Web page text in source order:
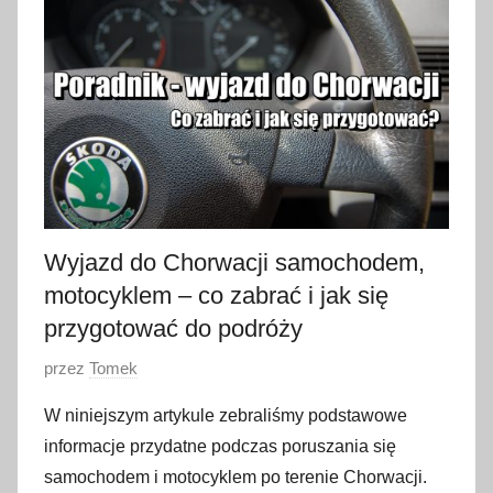
z
n
i
a
2
0
Wyjazd do Chorwacji samochodem,
motocyklem – co zabrać i jak się
przygotować do podróży
O
u
b
l
przez Tomek
W niniejszym artykule zebraliśmy podstawowe
informacje przydatne podczas poruszania się
samochodem i motocyklem po terenie Chorwacji.